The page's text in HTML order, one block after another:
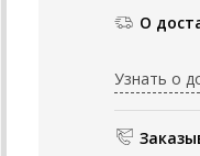
О
Узнать о